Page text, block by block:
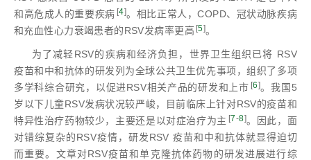
和高危成人的重要疾病 [4]。相比正常人，COPD、冠状动脉疾病
和充血性心力衰竭患者的RSV发病率更高 [5]。
为了减轻RSV的疾病和经济负担，世界卫生组织已将 RSV
疫苗和中和抗体的研发列为全球公共卫生优先事项，组织了多项
多学科综合研究，以促进RSV相关产品的研发和上市 [6]。我国5
岁以下儿童RSV发病状况较严峻，目前临床上针对RSV的疫苗和
特异性治疗药物较少，主要还是以对症治疗为主 [7-8]。因此，面
对错综复杂的RSV疫情，研发RSV 疫苗和中和抗体就显得迫切
而重要。文章对RSV疫苗和单克隆抗体药物的研发进展进行综